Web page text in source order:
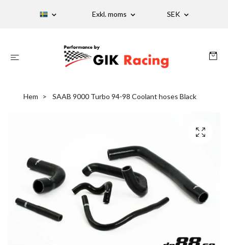
Exkl. moms SEK
Hem SAAB 9000 Turbo 94-98 Coolant hoses Black